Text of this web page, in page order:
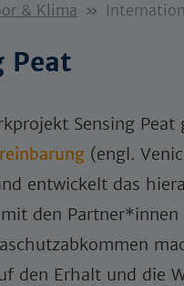
& Klima
Peat
Sensing
(engl.
entwickelt das
den
den Erhalt und die